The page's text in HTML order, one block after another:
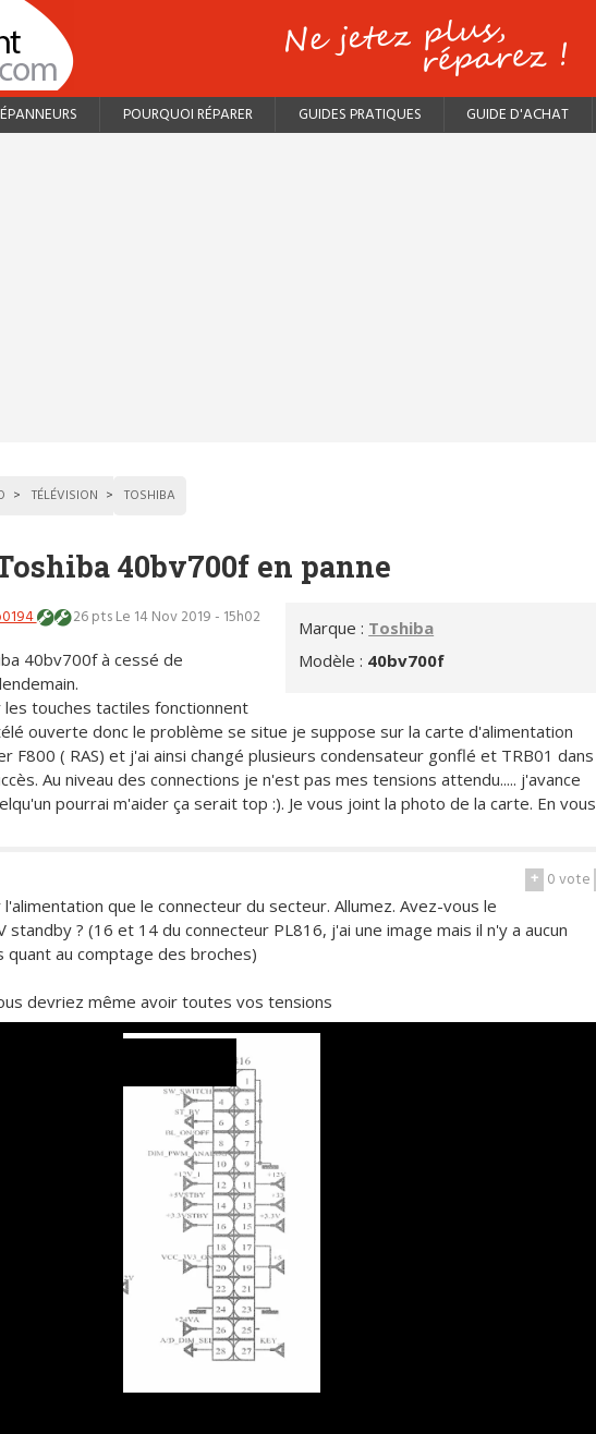
POURQUOI RÉPARER GUIDES PRATIQUES GUIDE D'ACHAT
TÉLÉVISION TOSHIBA
40bv700f en panne
Marque : Toshiba
Modèle : 40bv700f
26 ptsLe 14 Nov 2019 - 15h02
40bv700f à cessé de
touches tactiles fonctionnent
ouverte donc le problème se situe je suppose sur la carte d'alimentation
F800 ( RAS) et j'ai ainsi changé plusieurs condensateur gonflé et TRB01 dans
Au niveau des connections je n'est pas mes tensions attendu..... j'avance
pourrai m'aider ça serait top :). Je vous joint la photo de la carte. En vous
+ 0vote
que le connecteur du secteur. Allumez. Avez-vous le
standby ? (16 et 14 du connecteur PL816, j'ai une image mais il n'y a aucun
au comptage des broches)
devriez même avoir toutes vos tensions